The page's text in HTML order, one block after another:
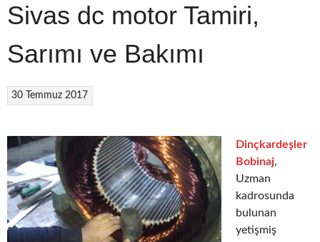
Sivas dc motor Tamiri,
Sarımı ve Bakımı
30 Temmuz 2017
Dinçkardeşler
Bobinaj,
Uzman
kadrosunda
bulunan
yetişmiş